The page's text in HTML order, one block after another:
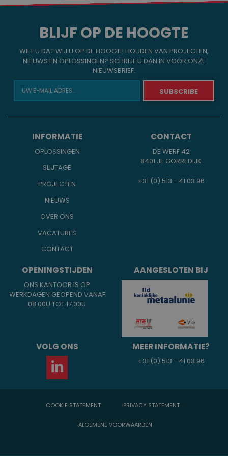
BLIJF OP DE HOOGTE
WILT U DAT WIJ U OP DE HOOGTE HOUDEN VAN PROJECTEN,
NIEUWS EN OPLOSSINGEN? SCHRIJF U DAN IN VOOR ONZE
NIEUWSBRIEF.
INFORMATIE
OPLOSSINGEN
SLIJTAGE
PROJECTEN
NIEUWS
OVER ONS
VACATURES
CONTACT
CONTACT
DE WERF 42
8401 JE GORREDIJK
+31 (0) 513 - 41 03 96
OPENINGSTIJDEN
ONS KANTOOR IS OP
WERKDAGEN GEOPEND VANAF
08.00U TOT 17.00U
AANGESLOTEN BIJ
VOLG ONS MEER INFORMATIE?
+31 (0) 513 - 41 03 96
COOKIE STATEMENT PRIVACY STATEMENT
ALGEMENE VOORWAARDEN